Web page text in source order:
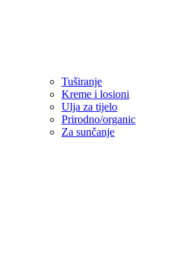
Tuširanje
Kreme i losioni
Ulja za tijelo
Prirodno/organic
Za sunčanje